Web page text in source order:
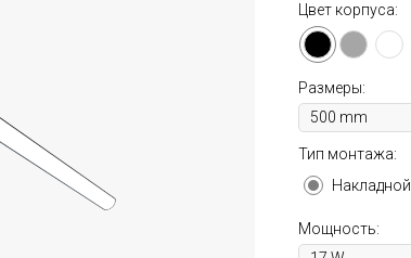
Цвет корпуса:
Размеры:
Тип монтажа:
Накладной
Мощность: